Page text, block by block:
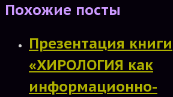
Похожие посты
Презентация книги
«ХИРОЛОГИЯ как
информационно-